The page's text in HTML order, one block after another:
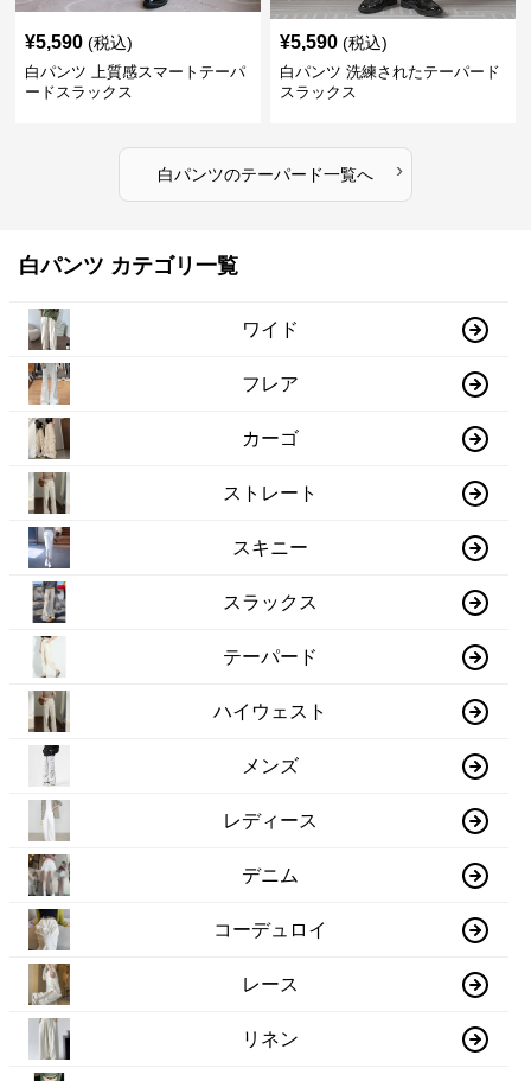
¥5,590 (税込)
白パンツ 上質感スマートテーパ
ードスラックス
¥5,590 (税込)
白パンツ 洗練されたテーパード
スラックス
白パンツのテーパード一覧へ ›
白パンツ カテゴリ一覧
ワイド
フレア
カーゴ
ストレート
スキニー
スラックス
テーパード
ハイウェスト
メンズ
レディース
デニム
コーデュロイ
レース
リネン